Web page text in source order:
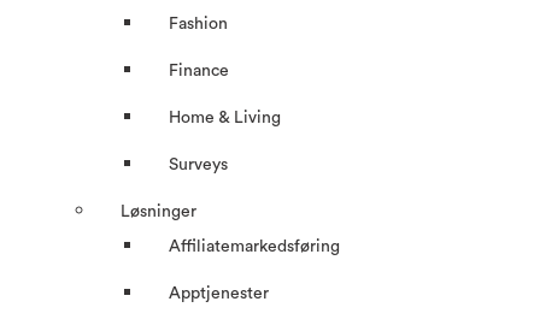
Fashion
Finance
Home & Living
Surveys
Løsninger
Affiliatemarkedsføring
Apptjenester